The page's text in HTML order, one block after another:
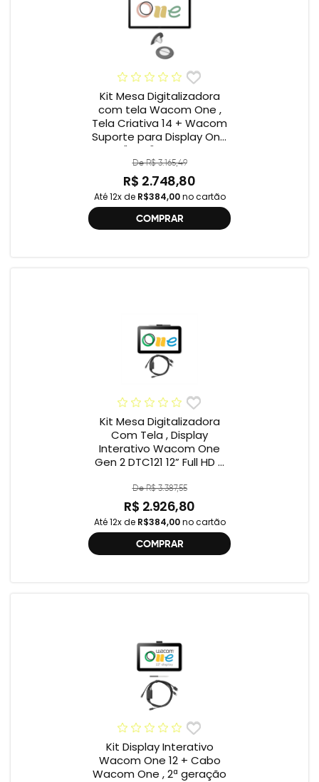
Kit Mesa Digitalizadora
com tela Wacom One ,
Tela Criativa 14 + Wacom
Suporte para Display One
12" e 13" ACK649Z
De R$ 3.165,49
R$ 2.748,80
Até 12x de R$384,00no cartão
COMPRAR
Kit Mesa Digitalizadora
Com Tela , Display
Interativo Wacom One
Gen 2 DTC121 12” Full HD +
geração , DTC121 ,
DTH134W,
De R$ 3.387,55
R$ 2.926,80
Até 12x de R$384,00no cartão
COMPRAR
Kit Display Interativo
Wacom One 12 + Cabo
Wacom One , 2ª geração